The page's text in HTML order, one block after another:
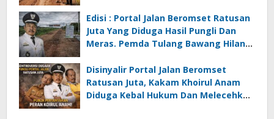
Edisi : Portal Jalan Beromset Ratusan
Juta Yang Diduga Hasil Pungli Dan
Meras. Pemda Tulang Bawang Hilang
Disinyalir Portal Jalan Beromset
Ratusan Juta, Kakam Khoirul Anam
Diduga Kebal Hukum Dan Melecehkan